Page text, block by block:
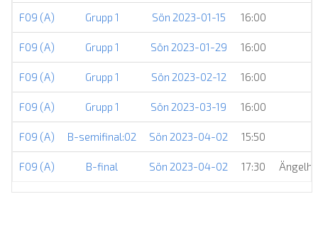
F09 (A) Grupp 1 Sön 2023-01-15 16:00
F09 (A) Grupp 1 Sön 2023-01-29 16:00
F09 (A) Grupp 1 Sön 2023-02-12 16:00
F09 (A) Grupp 1 Sön 2023-03-19 16:00
F09 (A) B-semifinal:02 Sön 2023-04-02 15:50
F09 (A) B-final Sön 2023-04-02 17:30